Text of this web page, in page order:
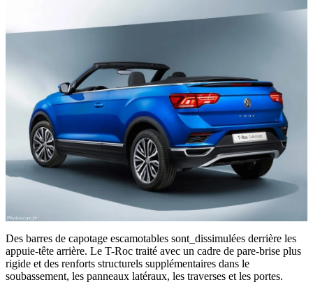
Des barres de capotage escamotables sont_dissimulées derrière les
appuie-tête arrière. Le T-Roc traité avec un cadre de pare-brise plus
rigide et des renforts structurels supplémentaires dans le
soubassement, les panneaux latéraux, les traverses et les portes.